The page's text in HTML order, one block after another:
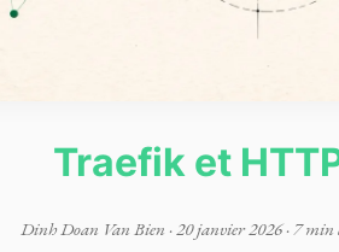
Traefik et
Dinh Doan Van Bien ·20 janvier 2026· 7 min